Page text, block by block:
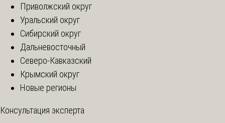
Приволжский округ
Уральский округ
Сибирский округ
Дальневосточный
Северо-Кавказский
Крымский округ
Новые регионы
Консультация эксперта